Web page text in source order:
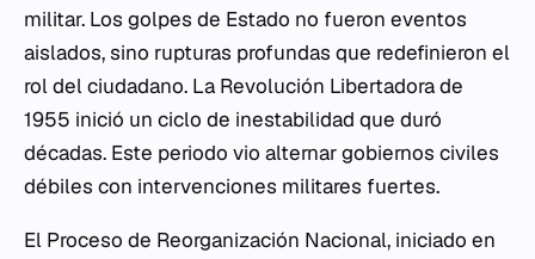
militar. Los golpes de Estado no fueron eventos
aislados, sino rupturas profundas que redefinieron el
rol del ciudadano. La Revolución Libertadora de
1955 inició un ciclo de inestabilidad que duró
décadas. Este periodo vio alternar gobiernos civiles
débiles con intervenciones militares fuertes.
El Proceso de Reorganización Nacional, iniciado en